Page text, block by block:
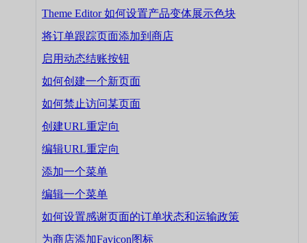
Theme Editor 如何设置产品变体展示色块
将订单跟踪页面添加到商店
启用动态结账按钮
如何创建一个新页面
如何禁止访问某页面
创建URL重定向
编辑URL重定向
添加一个菜单
编辑一个菜单
如何设置感谢页面的订单状态和运输政策
为商店添加Favicon图标